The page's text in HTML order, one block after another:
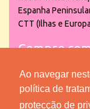
Ao navegar
política de
protecção de
Espanha
CTT (Ilhas e
Compre